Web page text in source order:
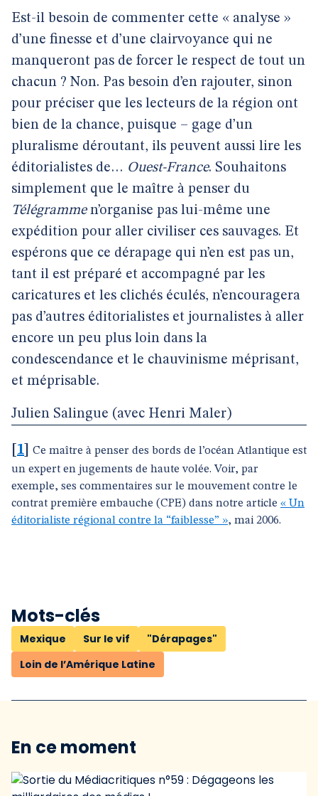
Est-il besoin de commenter cette « analyse »
d’une finesse et d’une clairvoyance qui ne
manqueront pas de forcer le respect de tout un
chacun ? Non. Pas besoin d’en rajouter, sinon
pour préciser que les lecteurs de la région ont
bien de la chance, puisque – gage d’un
pluralisme déroutant, ils peuvent aussi lire les
éditorialistes de… Ouest-France. Souhaitons
simplement que le maître à penser du
Télégrammen’organise pas lui-même une
expédition pour aller civiliser ces sauvages. Et
espérons que ce dérapage qui n’en est pas un,
tant il est préparé et accompagné par les
caricatures et les clichés éculés, n’encouragera
pas d’autres éditorialistes et journalistes à aller
encore un peu plus loin dans la
condescendance et le chauvinisme méprisant,
et méprisable.
Julien Salingue (avec Henri Maler)
1
Ce maître à penser des bords de l’océan Atlantique est
un expert en jugements de haute volée. Voir, par
exemple, ses commentaires sur le mouvement contre le
contrat première embauche (CPE) dans notre article « Un
éditorialiste régional contre la “faiblesse” », mai 2006.
Mots-clés
Mexique Sur le vif
"Dérapages"
Loin de l’Amérique Latine
En ce moment